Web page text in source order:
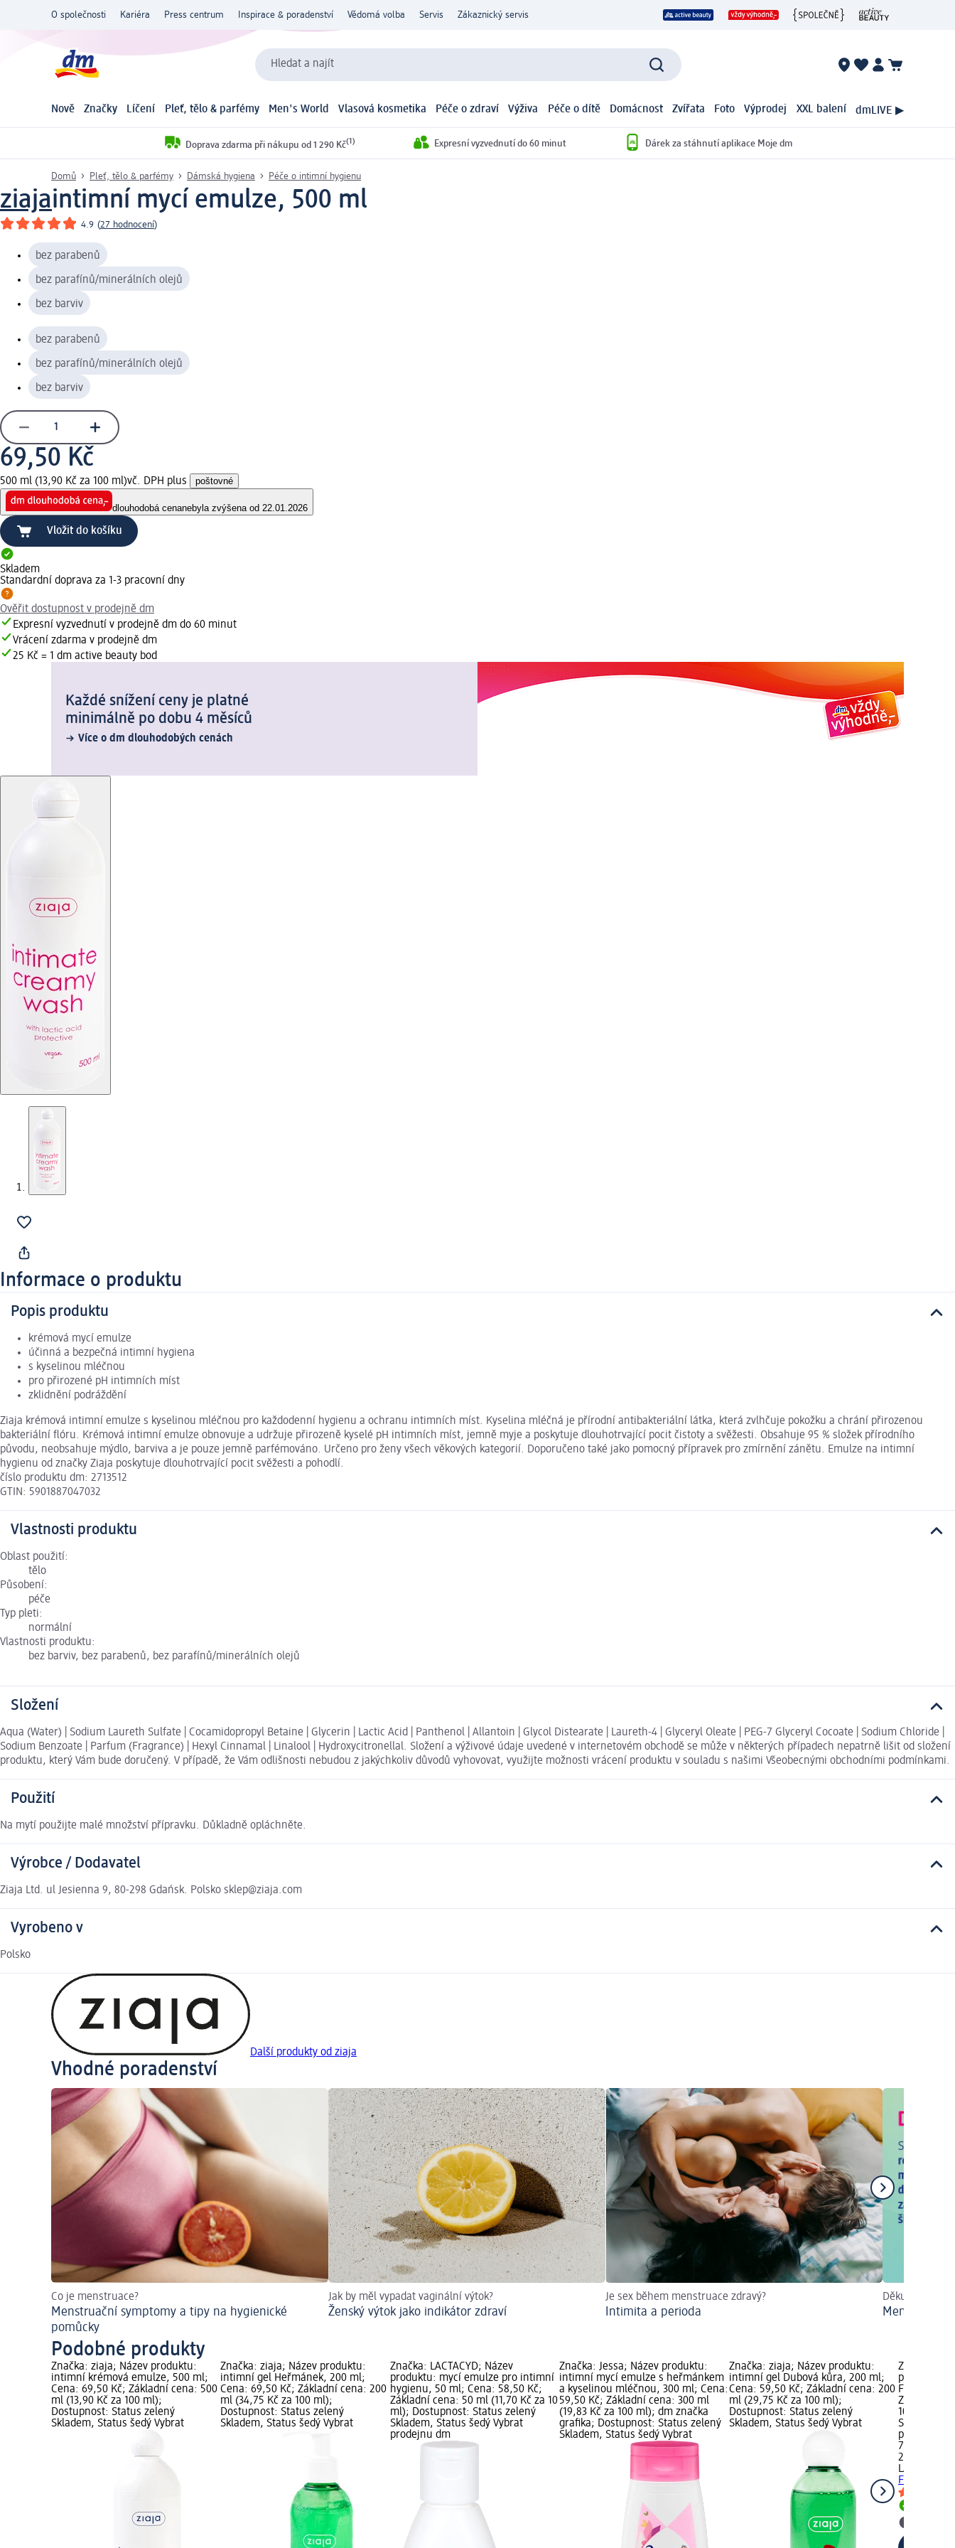
O společnosti Kariéra Press centrum Inspirace & poradenství Vědomá volba Servis Zákaznický servis
Hledat a najít
Nově Značky Líčení Pleť, tělo & parfémy Men's World Vlasová kosmetika Péče o zdraví Výživa Péče o dítě Domácnost Zvířata Foto Výprodej XXL balení dmLIVE ▶
Doprava zdarma při nákupu od 1 290 Kč(1) Expresní vyzvednutí do 60 minut Dárek za stáhnutí aplikace Moje dm
Domů Pleť, tělo & parfémy Dámská hygiena Péče o intimní hygienu
ziajaintimní mycí emulze, 500 ml
4.9 (27 hodnocení)
bez parabenů
bez parafínů/minerálních olejů
bez barviv
bez parabenů
bez parafínů/minerálních olejů
bez barviv
69,50 Kč
500 ml (13,90 Kč za 100 ml)vč. DPH plus poštovné
dlouhodobá cenanebyla zvýšena od 22.01.2026
Vložit do košíku
Skladem
Standardní doprava za 1-3 pracovní dny
Ověřit dostupnost v prodejně dm
Expresní vyzvednutí v prodejně dm do 60 minut
Vrácení zdarma v prodejně dm
25 Kč = 1 dm active beauty bod
Každé snížení ceny je platné
minimálně po dobu 4 měsíců
Více o dm dlouhodobých cenách
Informace o produktu
Popis produktu
krémová mycí emulze
účinná a bezpečná intimní hygiena
s kyselinou mléčnou
pro přirozené pH intimních míst
zklidnění podráždění
Ziaja krémová intimní emulze s kyselinou mléčnou pro každodenní hygienu a ochranu intimních míst. Kyselina mléčná je přírodní antibakteriální látka, která zvlhčuje pokožku a chrání přirozenou
bakteriální flóru. Krémová intimní emulze obnovuje a udržuje přirozeně kyselé pH intimních míst, jemně myje a poskytuje dlouhotrvající pocit čistoty a svěžesti. Obsahuje 95 % složek přírodního
původu, neobsahuje mýdlo, barviva a je pouze jemně parfémováno. Určeno pro ženy všech věkových kategorií. Doporučeno také jako pomocný přípravek pro zmírnění zánětu. Emulze na intimní
hygienu od značky Ziaja poskytuje dlouhotrvající pocit svěžesti a pohodlí.
číslo produktu dm: 2713512
GTIN: 5901887047032
Vlastnosti produktu
Oblast použití:
tělo
Působení:
péče
Typ pleti:
normální
Vlastnosti produktu:
bez barviv, bez parabenů, bez parafínů/minerálních olejů
Složení
Aqua (Water) | Sodium Laureth Sulfate | Cocamidopropyl Betaine | Glycerin | Lactic Acid | Panthenol | Allantoin | Glycol Distearate | Laureth-4 | Glyceryl Oleate | PEG-7 Glyceryl Cocoate | Sodium Chloride |
Sodium Benzoate | Parfum (Fragrance) | Hexyl Cinnamal | Linalool | Hydroxycitronellal. Složení a výživové údaje uvedené v internetovém obchodě se může v některých případech nepatrně lišit od složení
produktu, který Vám bude doručený. V případě, že Vám odlišnosti nebudou z jakýchkoliv důvodů vyhovovat, využijte možnosti vrácení produktu v souladu s našimi Všeobecnými obchodními podmínkami.
Použití
Na mytí použijte malé množství přípravku. Důkladně opláchněte.
Výrobce / Dodavatel
Ziaja Ltd. ul Jesienna 9, 80-298 Gdańsk. Polsko sklep@ziaja.com
Vyrobeno v
Polsko
Další produkty od ziaja
Vhodné poradenství
Co je menstruace?
Menstruační symptomy a tipy na hygienické
pomůcky
Jak by měl vypadat vaginální výtok?
Ženský výtok jako indikátor zdraví
Je sex během menstruace zdravý?
Intimita a perioda
Děkujeme, že
Menstruační
Podobné produkty
Značka: ziaja; Název produktu:
intimní krémová emulze, 500 ml;
Cena: 69,50 Kč; Základní cena: 500
ml (13,90 Kč za 100 ml);
Dostupnost: Status zelený
Skladem, Status šedý Vybrat
Značka: ziaja; Název produktu:
intimní gel Heřmánek, 200 ml;
Cena: 69,50 Kč; Základní cena: 200
ml (34,75 Kč za 100 ml);
Dostupnost: Status zelený
Skladem, Status šedý Vybrat
Značka: LACTACYD; Název
produktu: mycí emulze pro intimní
hygienu, 50 ml; Cena: 58,50 Kč;
Základní cena: 50 ml (11,70 Kč za 10
ml); Dostupnost: Status zelený
Skladem, Status šedý Vybrat
prodejnu dm
Značka: Jessa; Název produktu:
intimní mycí emulze s heřmánkem
a kyselinou mléčnou, 300 ml; Cena:
59,50 Kč; Základní cena: 300 ml
(19,83 Kč za 100 ml); dm značka
grafika; Dostupnost: Status zelený
Skladem, Status šedý Vybrat
Značka: ziaja; Název produktu:
intimní gel Dubová kůra, 200 ml;
Cena: 59,50 Kč; Základní cena: 200
ml (29,75 Kč za 100 ml);
Dostupnost: Status zelený
Skladem, Status šedý Vybrat
Značka:
produktu:
Femina,
Základní
100 ml);
Skladem,
prodejnu
79,50 Kč
200 ml
LACTACYD
Femina,